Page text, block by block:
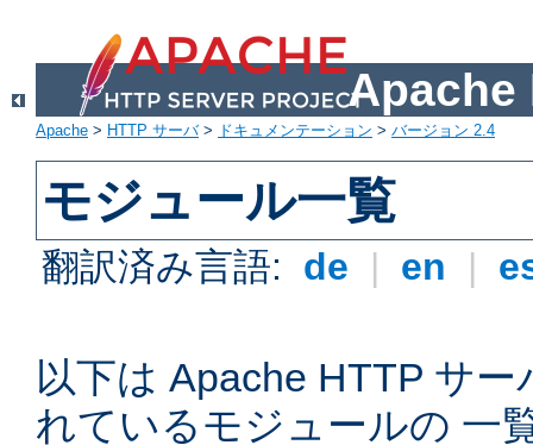
Apache
Apache > HTTP サーバ> ドキュメンテーション > バージョン 2.4
モジュール一覧
翻訳済み言語: de | en |
以下は Apache HTTP サ
れているモジュールの 一